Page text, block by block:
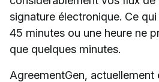
signature électronique. Ce
45 minutes ou une heure ne
que quelques minutes.
AgreementGen, actuellement